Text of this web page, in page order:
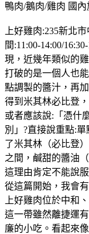
鴨肉/鵝肉/雞肉 國
上好雞肉:235新北
間:11:00-14:00/
現，近幾年類似的
打破的是一個人也
點調製的醬汁，再
得到米其林必比登
或者應該說:「憑什
別」?直接說重點:
了米其林（必比登
之間，鹹甜的醬油
這理由肯定不能說
從這篇開始，我會
上好雞肉位於中和
這一帶雖然離捷運
廉的小吃。看起來